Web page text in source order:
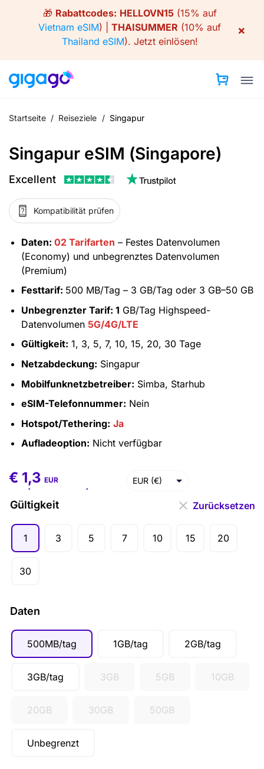
🎁 Rabattcodes: HELLOVN15(15% auf
Vietnam eSIM) | THAISUMMER (10% auf
Thailand eSIM). Jetzt einlösen!
×
Startseite / Reiseziele / Singapur
Singapur eSIM (Singapore)
Excellent
Kompatibilität prüfen
Daten: 02 Tarifarten – Festes Datenvolumen
(Economy) und unbegrenztes Datenvolumen
(Premium)
Festtarif: 500 MB/Tag – 3 GB/Tag oder 3 GB–50 GB
Unbegrenzter Tarif: 1 GB/Tag Highspeed-
Datenvolumen 5G/4G/LTE
Gültigkeit: 1, 3, 5, 7, 10, 15, 20, 30 Tage
Netzabdeckung: Singapur
Mobilfunknetzbetreiber: Simba, Starhub
eSIM-Telefonnummer: Nein
Hotspot/Tethering: Ja
Aufladeoption: Nicht verfügbar
€ 1,3 –€ EUR (€)
Gültigkeit
1 3 5 7 10 15 20
30
Daten
500MB/tag 1GB/tag 2GB/tag
3GB/tag 3GB 5GB 10GB
20GB 30GB 50GB
Unbegrenzt
Zurücksetzen
€ 1,3 EUR